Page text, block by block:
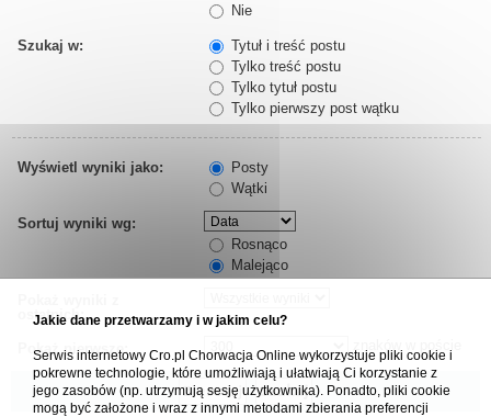
Nie
Szukaj w:
Tytuł i treść postu
Tylko treść postu
Tylko tytuł postu
Tylko pierwszy post wątku
Wyświetl wyniki jako:
Posty
Wątki
Sortuj wyniki wg:
Rosnąco
Malejąco
ostatnich:
Pokaż pierwsze:
Jakie dane przetwarzamy i w jakim celu?
Serwis internetowy Cro.pl Chorwacja Online wykorzystuje pliki cookie i
pokrewne technologie, które umożliwiają i ułatwiają Ci korzystanie z
jego zasobów (np. utrzymują sesję użytkownika). Ponadto, pliki cookie
mogą być założone i wraz z innymi metodami zbierania preferencji